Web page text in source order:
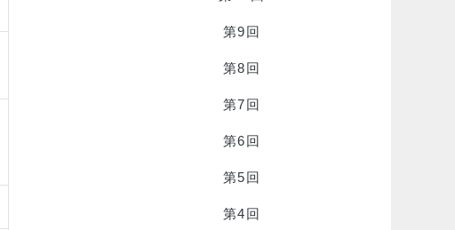
第9回
第8回
第7回
第6回
第5回
第4回